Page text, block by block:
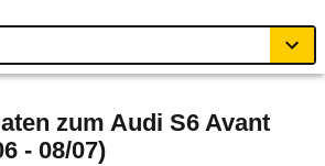
zum Audi S6 Avant
- 08/07)